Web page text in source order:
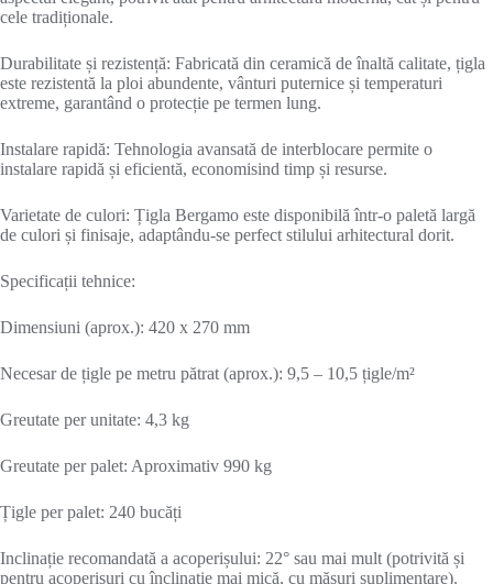
cele tradiționale.
Durabilitate și rezistență: Fabricată din ceramică de înaltă calitate, țigla
este rezistentă la ploi abundente, vânturi puternice și temperaturi
extreme, garantând o protecție pe termen lung.
Instalare rapidă: Tehnologia avansată de interblocare permite o
instalare rapidă și eficientă, economisind timp și resurse.
Varietate de culori: Țigla Bergamo este disponibilă într-o paletă largă
de culori și finisaje, adaptându-se perfect stilului arhitectural dorit.
Specificații tehnice:
Dimensiuni (aprox.): 420 x 270 mm
Necesar de țigle pe metru pătrat (aprox.): 9,5 – 10,5 țigle/m²
Greutate per unitate: 4,3 kg
Greutate per palet: Aproximativ 990 kg
Țigle per palet: 240 bucăți
Inclinație recomandată a acoperișului: 22° sau mai mult (potrivită și
pentru acoperișuri cu înclinație mai mică, cu măsuri suplimentare).